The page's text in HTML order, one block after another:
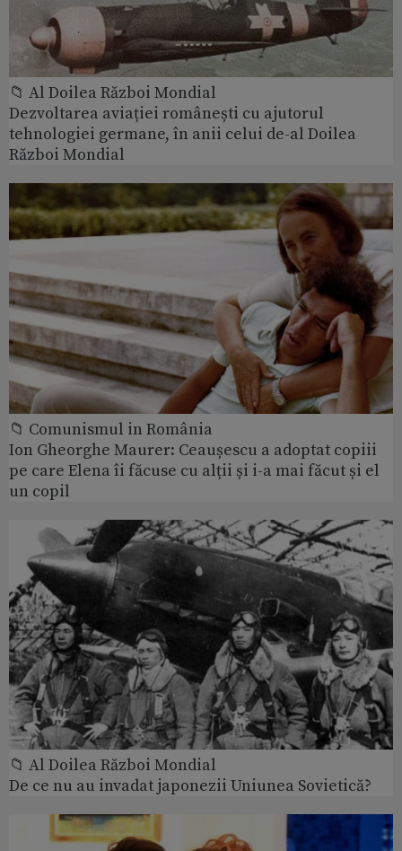
📁 Al Doilea Război Mondial
Dezvoltarea aviației românești cu ajutorul
tehnologiei germane, în anii celui de-al Doilea
Război Mondial
📁 Comunismul in România
Ion Gheorghe Maurer: Ceaușescu a adoptat copiii
pe care Elena îi făcuse cu alții și i-a mai făcut și el
un copil
📁 Al Doilea Război Mondial
De ce nu au invadat japonezii Uniunea Sovietică?